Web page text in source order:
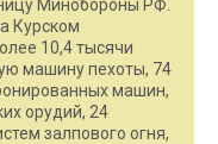
Минобороны РФ.
Курском
10,4 тысячи
машину пехоты, 74
машин,
орудий, 24
залпового огня,